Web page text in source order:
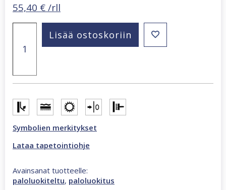
55,40 € /rll
36457
määrä
Lisää ostoskoriin
Symbolien merkitykset
Lataa tapetointiohje
Avainsanat tuotteelle:
paloluokiteltu, paloluokitus